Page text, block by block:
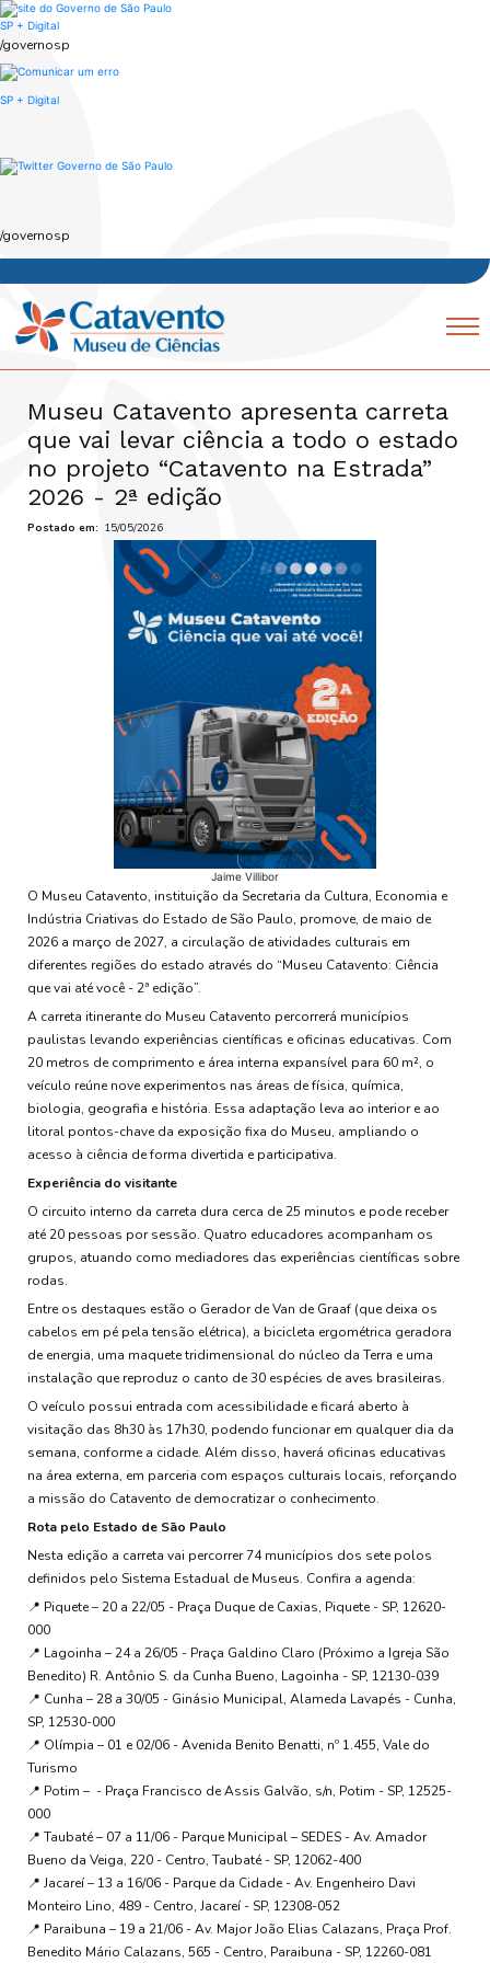
Skip
to
main
SP + Digital
/governosp
SP + Digital
/governosp
Navegação
principal
Mobile
Museu Catavento apresenta carreta
que vai levar ciência a todo o estado
no projeto “Catavento na Estrada”
2026 - 2ª edição
Postado em 15/05/2026
Jaime Villibor
O Museu Catavento, instituição da Secretaria da Cultura, Economia e
Indústria Criativas do Estado de São Paulo, promove, de maio de
2026 a março de 2027, a circulação de atividades culturais em
diferentes regiões do estado através do “Museu Catavento: Ciência
que vai até você - 2ª edição”.
A carreta itinerante do Museu Catavento percorrerá municípios
paulistas levando experiências científicas e oficinas educativas. Com
20 metros de comprimento e área interna expansível para 60 m², o
veículo reúne nove experimentos nas áreas de física, química,
biologia, geografia e história. Essa adaptação leva ao interior e ao
litoral pontos-chave da exposição fixa do Museu, ampliando o
acesso à ciência de forma divertida e participativa.
Experiência do visitante
O circuito interno da carreta dura cerca de 25 minutos e pode receber
até 20 pessoas por sessão. Quatro educadores acompanham os
grupos, atuando como mediadores das experiências científicas sobre
rodas.
Entre os destaques estão o Gerador de Van de Graaf (que deixa os
cabelos em pé pela tensão elétrica), a bicicleta ergométrica geradora
de energia, uma maquete tridimensional do núcleo da Terra e uma
instalação que reproduz o canto de 30 espécies de aves brasileiras.
O veículo possui entrada com acessibilidade e ficará aberto à
visitação das 8h30 às 17h30, podendo funcionar em qualquer dia da
semana, conforme a cidade. Além disso, haverá oficinas educativas
na área externa, em parceria com espaços culturais locais, reforçando
a missão do Catavento de democratizar o conhecimento.
Rota pelo Estado de São Paulo
Nesta edição a carreta vai percorrer 74 municípios dos sete polos
definidos pelo Sistema Estadual de Museus. Confira a agenda:
📍 Piquete – 20 a 22/05 - Praça Duque de Caxias, Piquete - SP, 12620-
000
📍 Lagoinha – 24 a 26/05 - Praça Galdino Claro (Próximo a Igreja São
Benedito) R. Antônio S. da Cunha Bueno, Lagoinha - SP, 12130-039
📍 Cunha – 28 a 30/05 - Ginásio Municipal, Alameda Lavapés - Cunha,
SP, 12530-000
📍 Olímpia – 01 e 02/06 - Avenida Benito Benatti, nº 1.455, Vale do
Turismo
📍 Potim – - Praça Francisco de Assis Galvão, s/n, Potim - SP, 12525-
000
📍 Taubaté – 07 a 11/06 - Parque Municipal – SEDES - Av. Amador
Bueno da Veiga, 220 - Centro, Taubaté - SP, 12062-400
📍 Jacareí – 13 a 16/06 - Parque da Cidade - Av. Engenheiro Davi
Monteiro Lino, 489 - Centro, Jacareí - SP, 12308-052
📍 Paraibuna – 19 a 21/06 - Av. Major João Elias Calazans, Praça Prof.
Benedito Mário Calazans, 565 - Centro, Paraibuna - SP, 12260-081